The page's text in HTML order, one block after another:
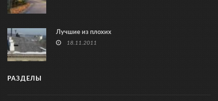
Лучшие из плохих
18.11.2011
РАЗДЕЛЫ